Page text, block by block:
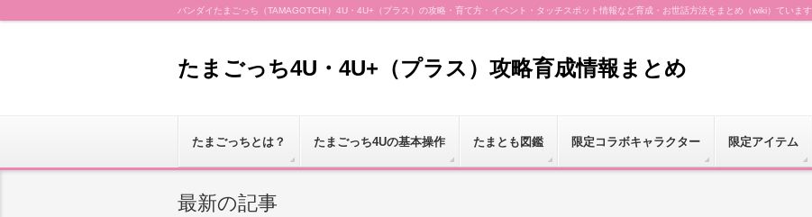
バンダイたまごっち（TAMAGOTCHI）4U・4U+（プラス）の攻略・育て方・イベント・タッチスポット情報など育成・お世話方法をまとめ（wiki）ています
たまごっち4U・4U+（プラス）攻略育成情報まとめ
たまごっちとは？ たまごっち4Uの基本操作 たまとも図鑑 限定コラボキャラクター 限定アイテム
最新の記事